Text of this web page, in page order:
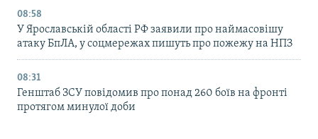
08:58
У Ярославській області РФ заявили про наймасовішу
атаку БпЛА, у соцмережах пишуть про пожежу на НПЗ
08:31
Генштаб ЗСУ повідомив про понад 260 боїв на фронті
протягом минулої доби